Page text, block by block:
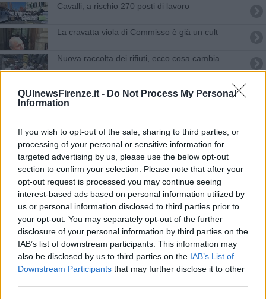
QUInewsFirenze.it - Do Not Process My Personal
Information
If you wish to opt-out of the sale, sharing to third parties, or
processing of your personal or sensitive information for
targeted advertising by us, please use the below opt-out
section to confirm your selection. Please note that after your
opt-out request is processed you may continue seeing
interest-based ads based on personal information utilized by
us or personal information disclosed to third parties prior to
your opt-out. You may separately opt-out of the further
disclosure of your personal information by third parties on the
IAB’s list of downstream participants. This information may
also be disclosed by us to third parties on the IAB’s List of
Downstream Participants that may further disclose it to other
Cavalli, a rischio 270 posti di lavoro
La cravatta viola di Commisso è già un cult
Nuova raccolta dei rifiuti, ecco cosa cambia
​Gruppo CHL: crescono le opportunità ed i fatturati
nelle telecomunicazioni
Un punto ristoro per gli autisti del tram
Fiorino d’oro a Pinault, presidente di Kering
Yves Saint Laurent nel palazzo abbandonato
Alta Velocità, Ferrovie incontra i comitati
In un libro il rapporto tra autisti e passeggeri
Il parcheggio si paga senza usare i contanti